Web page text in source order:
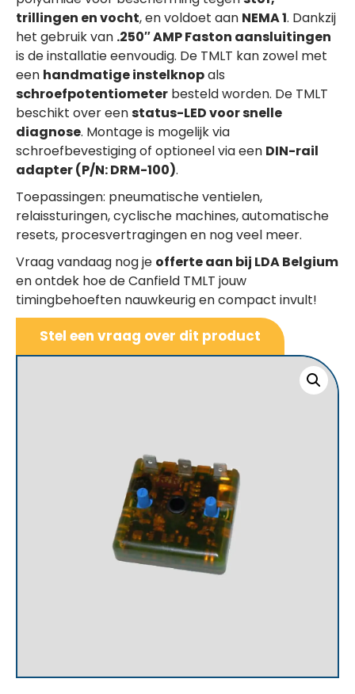
trillingen en vocht, en voldoet aan NEMA 1. Dankzij
het gebruik van .250″ AMP Faston aansluitingen
is de installatie eenvoudig. De TMLT kan zowel met
een handmatige instelknopals
schroefpotentiometer besteld worden. De TMLT
beschikt over eenstatus-LED voor snelle
diagnose. Montage is mogelijk via
schroefbevestiging of optioneel via een DIN-rail
adapter (P/N: DRM-100).
Toepassingen: pneumatische ventielen,
relaissturingen, cyclische machines, automatische
resets, procesvertragingen en nog veel meer.
Vraag vandaag nog je offerte aan bij LDA Belgium
en ontdek hoe de Canfield TMLT jouw
timingbehoeften nauwkeurig en compact invult!
Stel een vraag over dit product